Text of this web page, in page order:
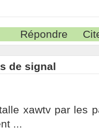
Répondre
de signal
xawtv par les
...